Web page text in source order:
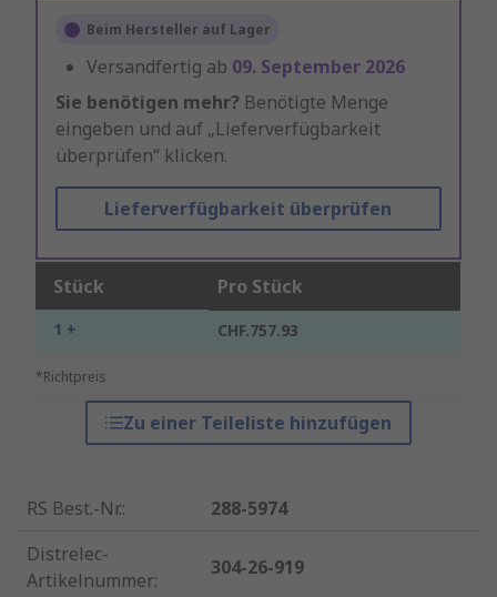
Beim Hersteller auf Lager
Versandfertig ab 09. September 2026
Sie benötigen mehr? Benötigte Menge
eingeben und auf „Lieferverfügbarkeit
überprüfen“ klicken.
Lieferverfügbarkeit überprüfen
Stück Pro Stück
1 + CHF.757.93
*Richtpreis
Zu einer Teileliste hinzufügen
RS Best.-Nr.:
288-5974
Distrelec-
Artikelnummer:
304-26-919